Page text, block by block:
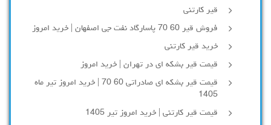
قیر کارتنی
فروش قیر 60 70 پاسارگاد نفت جی اصفهان | خرید امروز
خرید قیر کارتنی
قیمت قیر بشکه ای در تهران | خرید امروز
قیمت قیر بشکه ای صادراتی 60 70 | خرید امروز تیر ماه
1405
قیمت قیر کارتنی | خرید امروز تیر 1405